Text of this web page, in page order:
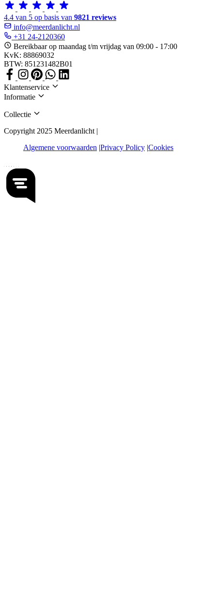
4.4 van 5 op basis van 9821 reviews
info@meerdanlicht.nl
+31 24-2120360
Bereikbaar op maandag t/m vrijdag van 09:00 - 17:00
KvK: 88869032
BTW: 851231482B01
Klantenservice
Informatie
Collectie
Copyright 2025 Meerdanlicht |
Algemene voorwaarden Privacy Policy Cookies